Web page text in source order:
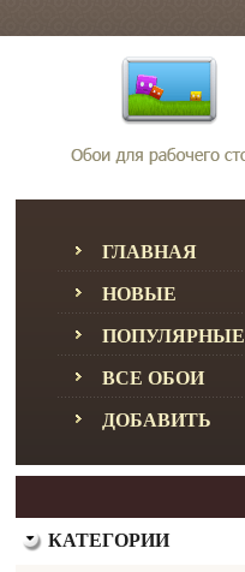
ГЛАВНАЯ
НОВЫЕ
ПОПУЛЯРНЫЕ
ВСЕ ОБОИ
ДОБАВИТЬ
КАТЕГОРИИ